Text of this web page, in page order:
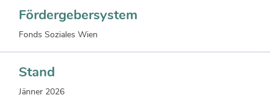
Fördergebersystem
Fonds Soziales Wien
Stand
Jänner 2026